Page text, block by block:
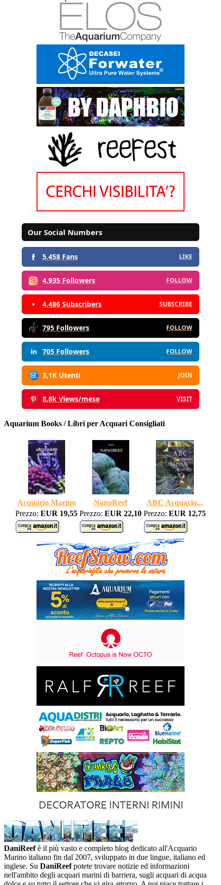
Our Social Numbers
5.458 Fans LIKE
4.935 Followers FOLLOW
4.486 Subscribers SUBSCRIBE
795 Followers FOLLOW
705 Followers FOLLOW
3,1K Utenti JOIN
8,8k Views/mese VISIT
Aquarium Books / Libri per Acquari Consigliati
Acquario Marino NanoReef
ABC Acquario...
Prezzo: EUR 19,55 Prezzo: EUR 22,10 Prezzo: EUR 12,75
DaniReefè il più vasto e completo blog dedicato all'Acquario
Marino italiano fin dal 2007, sviluppato in due lingue, italiano ed
inglese. Su DaniReefpotete trovare notizie ed informazioni
nell'ambito degli acquari marini di barriera, sugli acquari di acqua